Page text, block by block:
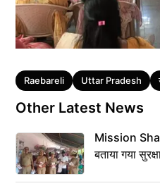
Tags
Raebareli Uttar Pradesh
Other Latest News
Mission
बताया गया